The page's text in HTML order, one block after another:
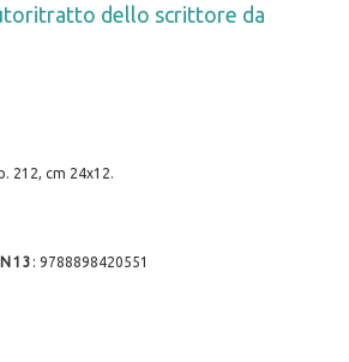
dello scrittore da
212, cm 24x12.
:9788898420551